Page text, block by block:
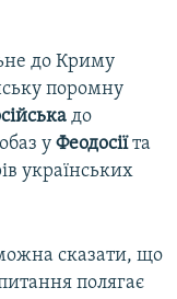
до Криму
поромну
до
у Феодосіїта
українських
сказати, що
полягає